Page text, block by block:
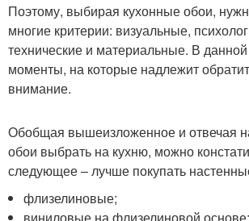
Поэтому, выбирая кухонные обои,
многие критерии: визуальные,
технические и материальные. В
моменты, на которые надлежит
внимание.
Обобщая вышеизложенное и отвечая
обои выбрать на кухню, можно
следующее – лучше покупать
флизелиновые;